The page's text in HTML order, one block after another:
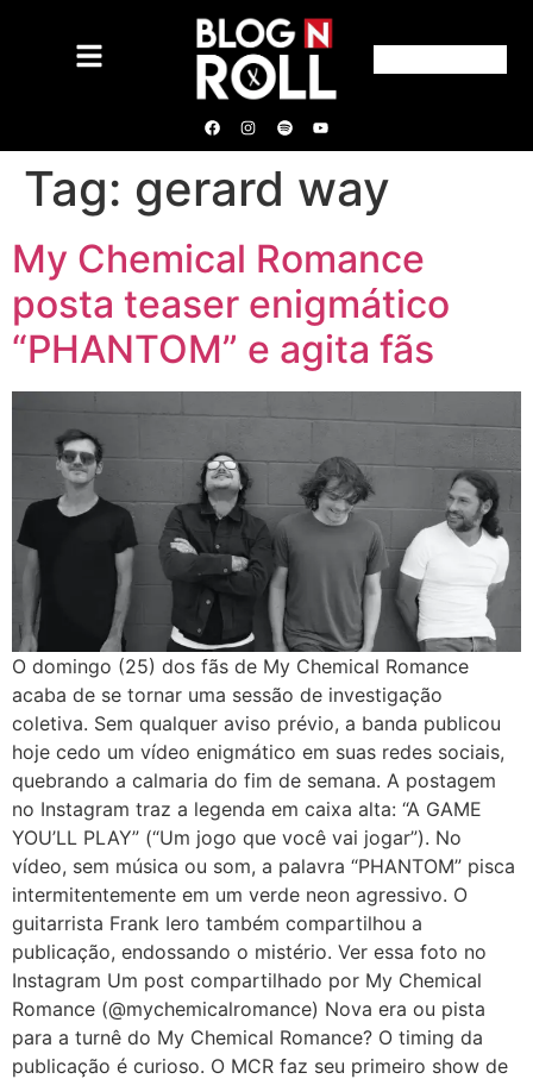
Tag: gerard way
My Chemical Romance
posta teaser enigmático
“PHANTOM” e agita fãs
O domingo (25) dos fãs de My Chemical Romance
acaba de se tornar uma sessão de investigação
coletiva. Sem qualquer aviso prévio, a banda publicou
hoje cedo um vídeo enigmático em suas redes sociais,
quebrando a calmaria do fim de semana. A postagem
no Instagram traz a legenda em caixa alta: “A GAME
YOU’LL PLAY” (“Um jogo que você vai jogar”). No
vídeo, sem música ou som, a palavra “PHANTOM” pisca
intermitentemente em um verde neon agressivo. O
guitarrista Frank Iero também compartilhou a
publicação, endossando o mistério. Ver essa foto no
Instagram Um post compartilhado por My Chemical
Romance (@mychemicalromance) Nova era ou pista
para a turnê do My Chemical Romance? O timing da
publicação é curioso. O MCR faz seu primeiro show de